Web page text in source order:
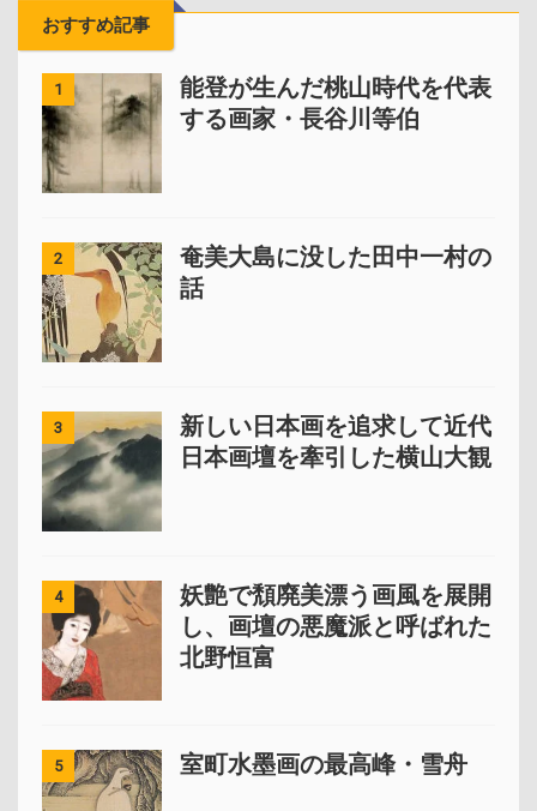
おすすめ記事
1
能登が生んだ桃山時代を代表
する画家・長谷川等伯
2
奄美大島に没した田中一村の
話
3
新しい日本画を追求して近代
日本画壇を牽引した横山大観
4
妖艶で頽廃美漂う画風を展開
し、画壇の悪魔派と呼ばれた
北野恒富
5 室町水墨画の最高峰・雪舟